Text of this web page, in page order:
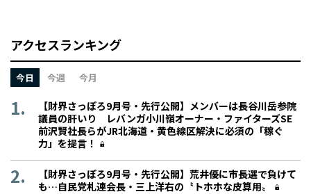
アクセスランキング
今日 今週 今月
【財界さっぽろ9月号・先行公開】メンバーは長谷川岳参院
議員の肝いり レバンガ小川嶺オーナー・ファイターズSE
前沢賢社長らがJR北海道・黄色線区解決に必須の「稼ぐ
力」を提言！
【財界さっぽろ9月号・先行公開】荒井優に市長選で負けて
も…自民党札連会長・三上洋右の〝トホホな皮算用〟